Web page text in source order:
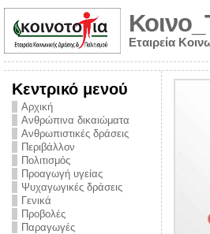
Εταιρεία
Κεντρικό μενού
Αρχική
Ανθρώπινα δικαιώματα
Ανθρωπιστικές δράσεις
Περιβάλλον
Πολιτισμός
Προαγωγή υγείας
Ψυχαγωγικές δράσεις
Γενικά
Προβολές
Παραγωγές